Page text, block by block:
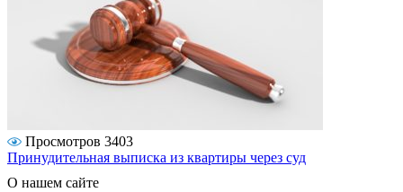
Просмотров 3403
Принудительная выписка из квартиры через суд
О нашем сайте